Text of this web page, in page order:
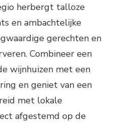
herbergt talloze
en ambachtelijke
gerechten en
Combineer een
wijnhuizen met een
en geniet van een
met lokale
afgestemd op de